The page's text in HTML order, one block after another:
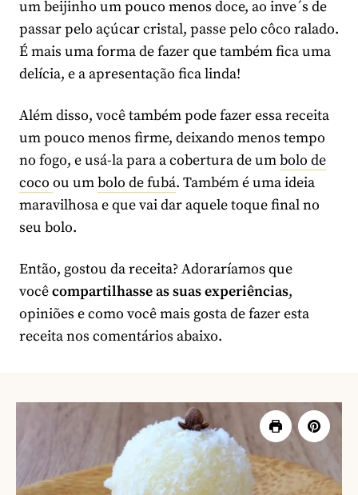
um beijinho um pouco menos doce, ao inve´s de
passar pelo açúcar cristal, passe pelo côco ralado.
É mais uma forma de fazer que também fica uma
delícia, e a apresentação fica linda!
Além disso, você também pode fazer essa receita
um pouco menos firme, deixando menos tempo
no fogo, e usá-la para a cobertura de umbolo de
coco ou umbolo de fubá. Também é uma ideia
maravilhosa e que vai dar aquele toque final no
seu bolo.
Então, gostou da receita? Adoraríamos que
vocêcompartilhasse as suas experiências,
opiniões e como você mais gosta de fazer esta
receita nos comentários abaixo.